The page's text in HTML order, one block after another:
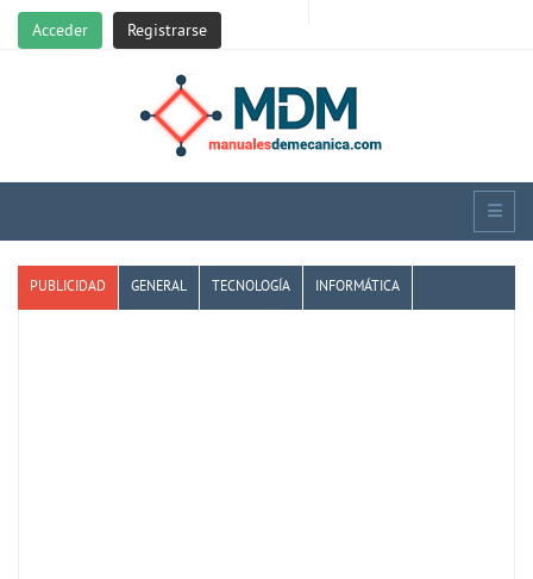
Acceder Registrarse
PUBLICIDAD GENERAL TECNOLOGÍA INFORMÁTICA